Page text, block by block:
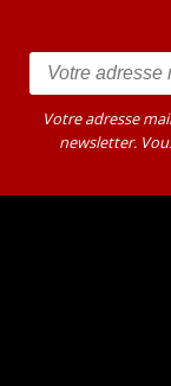
Votre adresse
newsletter.